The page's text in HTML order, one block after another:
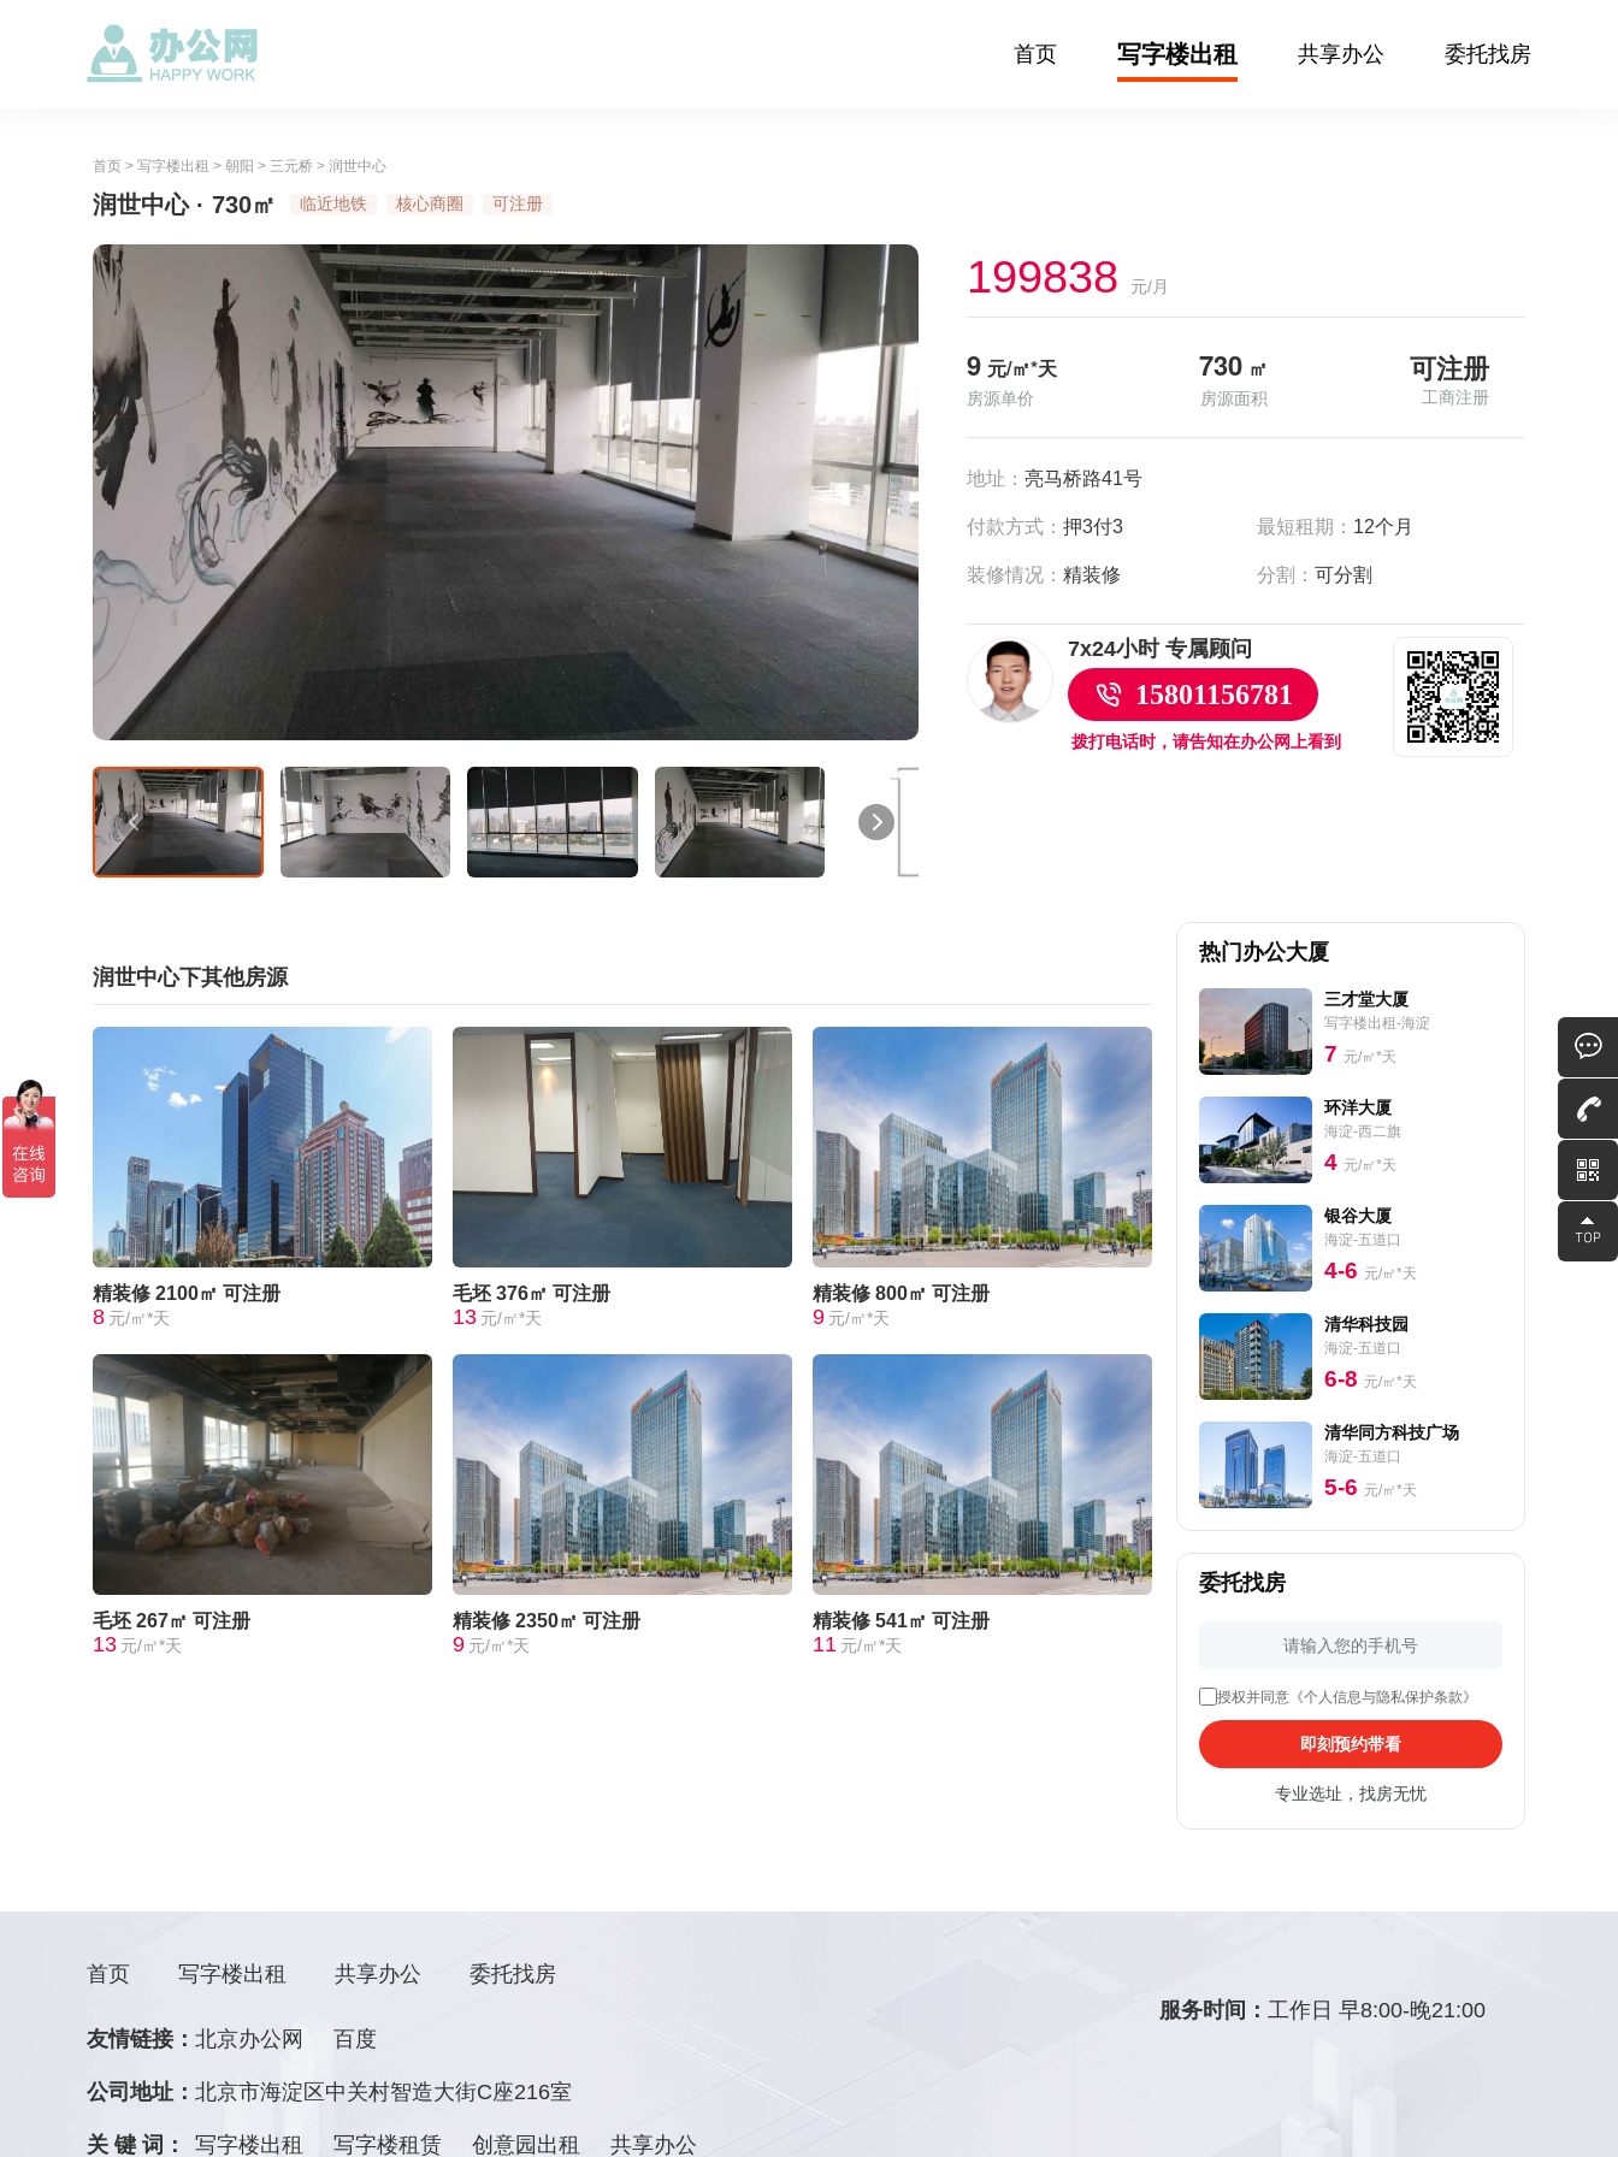
首页 写字楼出租 共享办公 委托找房
首页 > 写字楼出租 > 朝阳 > 三元桥 > 润世中心
润世中心 · 730㎡ 临近地铁 核心商圈 可注册
199838 元/月
9 元/㎡*天
房源单价
730 ㎡
房源面积
可注册
工商注册
地址： 亮马桥路41号
付款方式： 押3付3 最短租期： 12个月
装修情况： 精装修 分割：可分割
7x24小时 专属顾问
15801156781
拨打电话时，请告知在办公网上看到
润世中心下其他房源
精装修 2100㎡ 可注册
8 元/㎡*天
毛坯 376㎡ 可注册
13 元/㎡*天
精装修 800㎡ 可注册
9 元/㎡*天
毛坯 267㎡ 可注册
13 元/㎡*天
精装修 2350㎡ 可注册
9 元/㎡*天
精装修 541㎡ 可注册
11 元/㎡*天
热门办公大厦
三才堂大厦
写字楼出租-海淀
7 元/㎡*天
环洋大厦
海淀-西二旗
4 元/㎡*天
银谷大厦
海淀-五道口
4-6 元/㎡*天
清华科技园
海淀-五道口
6-8 元/㎡*天
清华同方科技广场
海淀-五道口
5-6 元/㎡*天
委托找房
授权并同意《个人信息与隐私保护条款》
即刻预约带看
专业选址，找房无忧
首页 写字楼出租 共享办公 委托找房
友情链接： 北京办公网 百度
公司地址： 北京市海淀区中关村智造大街C座216室
关 键 词： 写字楼出租 写字楼租赁 创意园出租 共享办公
服务时间：工作日 早8:00-晚21:00